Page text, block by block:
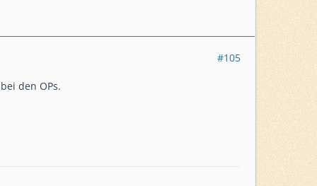
#105
den OPs.